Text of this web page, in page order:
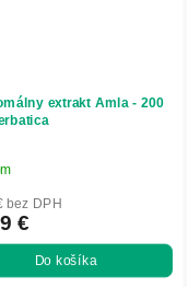
extrakt Amla - 200
bez DPH
€
Do košíka